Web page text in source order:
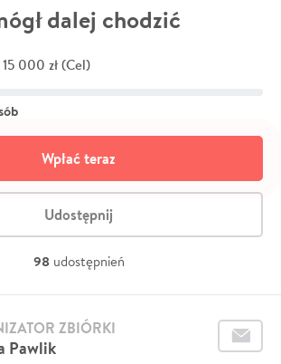
dalej chodzić
15 000 zł (Cel)
Wpłać teraz
Udostępnij
98 udostępnień
Pawlik
ZBIÓRKI